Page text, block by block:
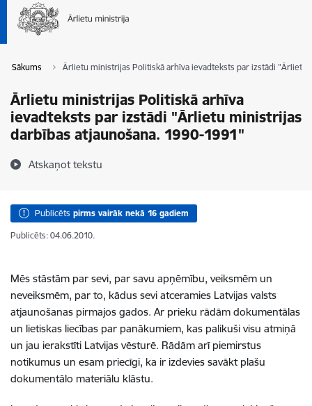
Sākums Ārlietu ministrijas Politiskā arhīva ievadteksts par izstādi "Ārlietu
Ārlietu ministrijas Politiskā arhīva
ievadteksts par izstādi "Ārlietu ministrijas
darbības atjaunošana. 1990-1991"
Atskaņot tekstu
Publicēts pirms vairāk nekā 16 gadiem
Publicēts: 04.06.2010.
Mēs stāstām par sevi, par savu apņēmību, veiksmēm un
neveiksmēm, par to, kādus sevi atceramies Latvijas valsts
atjaunošanas pirmajos gados. Ar prieku rādām dokumentālas
un lietiskas liecības par panākumiem, kas palikuši visu atmiņā
un jau ierakstīti Latvijas vēsturē. Rādām arī piemirstus
notikumus un esam priecīgi, ka ir izdevies savākt plašu
dokumentālo materiālu klāstu.